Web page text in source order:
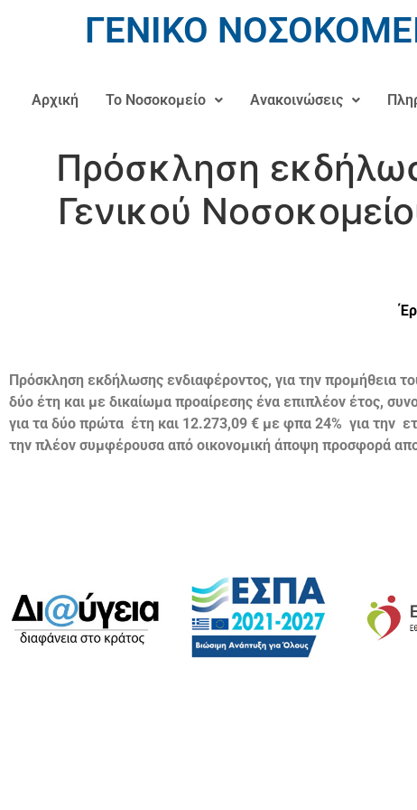
ΓΕΝΙΚΟ
Αρχική Το Νοσοκομείο Ανακοινώσεις
Πρόσκληση
Γενικού
Πρόσκληση εκδήλωσης ενδιαφέροντος, για την προμήθεια
δύο έτη και με δικαίωμα προαίρεσης ένα επιπλέον έτος,
για τα δύο πρώτα έτη και 12.273,09 € με φπα 24% για την
την πλέον συμφέρουσα από οικονομική άποψη προσφορά